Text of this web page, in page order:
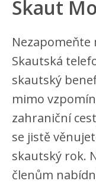
Skaut
Nezapomeňte
Skautská
skautský
mimo
zahraniční
se jistě
skautský rok.
členům